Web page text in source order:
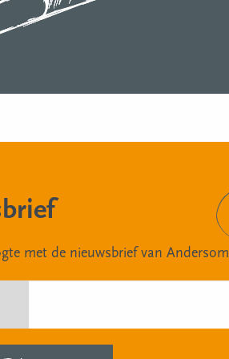
met de nieuwsbrief van Andersom